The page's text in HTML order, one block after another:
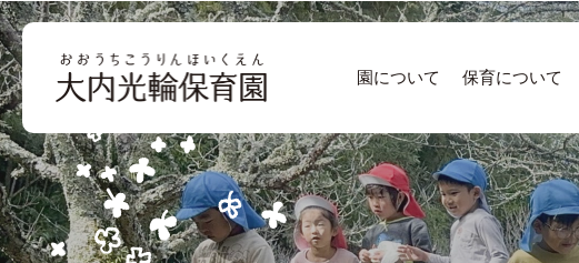
園について 保育について